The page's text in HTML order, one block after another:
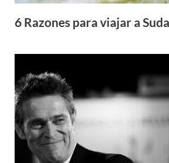
6 Razones para viajar a